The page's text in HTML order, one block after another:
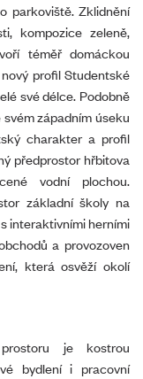
parkoviště. Zklidnění
kompozice zeleně,
téměř domáckou
profil Studentské
své délce. Podobně
západním úseku
charakter a profil
předprostor hřbitova
vodní plochou.
základní školy na
interaktivními herními
a provozoven
která osvěží okolí
je kostrou
bydlení i pracovní